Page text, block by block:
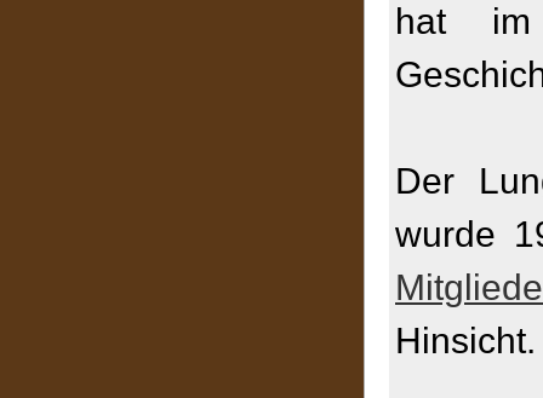
hat im
Der
wurde
Hinsicht.